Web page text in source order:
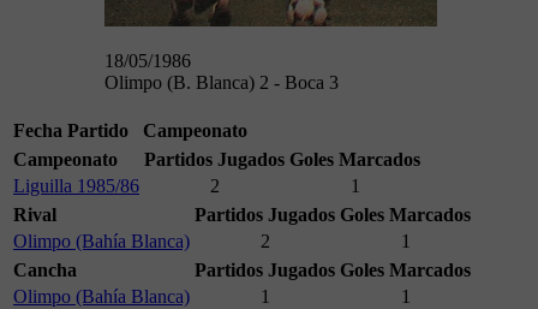
18/05/1986
Olimpo (B. Blanca) 2 - Boca 3
Fecha Partido
Campeonato
Campeonato
Partidos Jugados Goles Marcados
Liguilla 1985/86
2
1
Rival
Partidos Jugados Goles Marcados
Olimpo (Bahía Blanca)
2
1
Cancha
Partidos Jugados Goles Marcados
Olimpo (Bahía Blanca)
1
1